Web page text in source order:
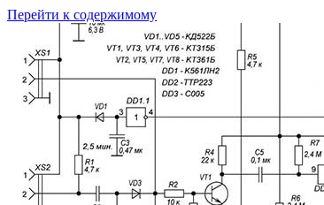
Перейти к содержимому